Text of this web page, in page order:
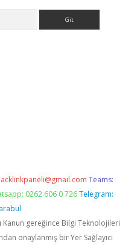
Teams:
0262 606 0 726 Telegram:
Kanun gereğince Bilgi Teknolojileri
onaylanmış bir Yer Sağlayıcı